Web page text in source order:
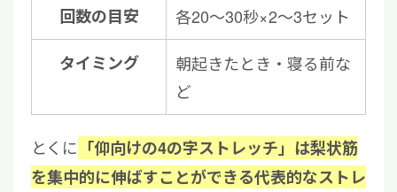
回数の目安 各20〜30秒×2〜3セット
タイミング
朝起きたとき・寝る前な
ど
とくに 「仰向けの4の字ストレッチ」は梨状筋
を集中的に伸ばすことができる代表的なストレ